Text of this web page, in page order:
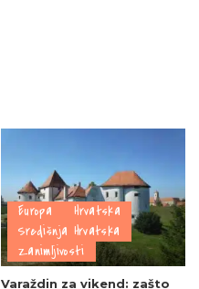
Europa
Hrvatska
Središnja Hrvatska
Zanimljivosti
Varaždin za vikend: zašto